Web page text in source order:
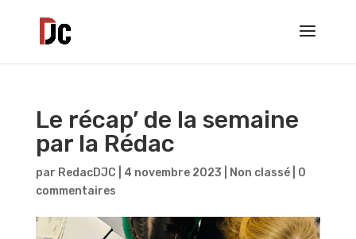
Le récap’ de la semaine
par la Rédac
par RedacDJC 4 novembre 2023 Non classé| 0
commentaires